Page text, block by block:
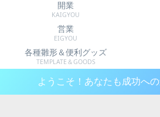
開業
KAIGYOU
営業
EIGYOU
各種雛形＆便利グッズ
TEMPLATE＆GOODS
ようこそ！あなたも成功へ